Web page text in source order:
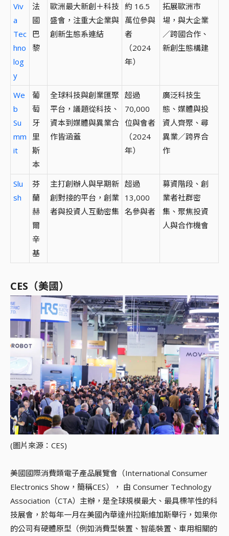
Viv
a
Tec
hno
log
y
法
國
巴
黎
歐洲最大新創＋科技
盛會，注重大企業與
創新生態系連結
約 16.5
萬位參與
者
（2024
年）
拓展歐洲市
場，與大企業
／跨國合作、
新創生態構建
We
b
Su
mm
it
葡
萄
牙
里
斯
本
全球科技與創業匯聚
平台，議題從科技、
資本到媒體與異業合
作皆涵蓋
超過
70,000
位與會者
（2024
年）
廣泛科技生
態、媒體與投
資人齊聚、尋
異業／跨界合
作
Slu
sh
芬
蘭
赫
爾
辛
基
主打創辦人與早期新
創對接的平台，創業
者與投資人互動密集
超過
13,000
名參與者
募資階段、創
業者社群密
集、聚焦投資
人與合作機會
CES（美國）
(圖片來源：CES)
美國國際消費類電子產品展覽會（International Consumer
Electronics Show，簡稱CES）， 由 Consumer Technology
Association（CTA）主辦，是全球規模最大、最具標竿性的科
技展會，於每年一月在美國內華達州拉斯維加斯舉行，如果你
的公司有硬體原型（例如消費型裝置、智能裝置、車用相關的